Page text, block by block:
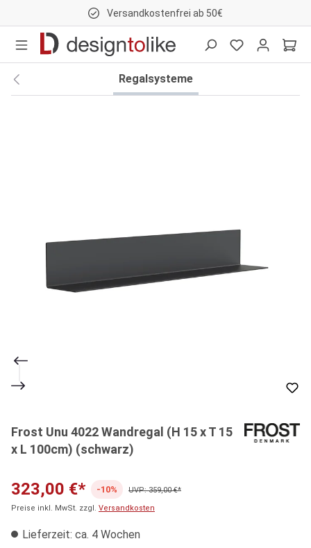
Versandkostenfrei ab 50€
Regalsysteme
Frost Unu 4022 Wandregal (H 15 x T 15
x L 100cm) (schwarz)
323,00 €* -10%
UVP: 359,00 €*
Preise inkl. MwSt. zzgl. Versandkosten
Lieferzeit: ca. 4 Wochen